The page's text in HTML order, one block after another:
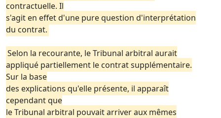
contractuelle. Il
s'agit en effet d'une pure question d'interprétation
du contrat.
Selon la recourante, le Tribunal arbitral aurait
appliqué partiellement le contrat supplémentaire.
Sur la base
des explications qu'elle présente, il apparaît
cependant que
le Tribunal arbitral pouvait arriver aux mêmes